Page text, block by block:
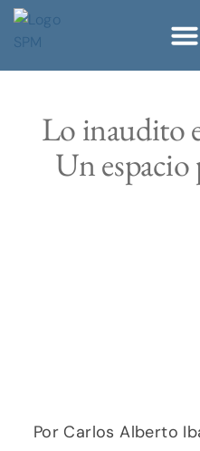
Lo inaudito
Un
Por Carlos Alberto